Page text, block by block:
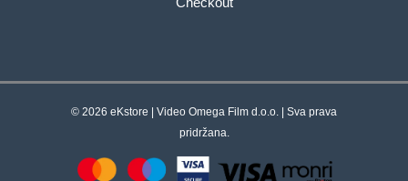
© 2026 eKstore | Video Omega Film d.o.o. | Sva prava
pridržana.